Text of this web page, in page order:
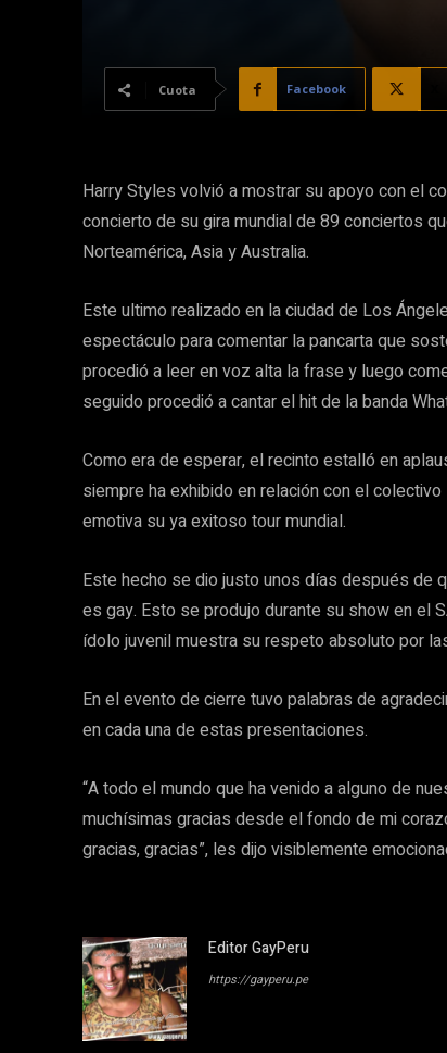
Cuota Facebook
Harry Styles volvió a mostrar su apoyo con el
concierto de su gira mundial de 89 conciertos
Norteamérica, Asia y Australia.
Este ultimo realizado en la ciudad de Los
espectáculo para comentar la pancarta que
procedió a leer en voz alta la frase y luego
seguido procedió a cantar el hit de la banda
Como era de esperar, el recinto estalló en
siempre ha exhibido en relación con el
emotiva su ya exitoso tour mundial.
Este hecho se dio justo unos días después de
es gay. Esto se produjo durante su show en el
ídolo juvenil muestra su respeto absoluto por
En el evento de cierre tuvo palabras de
en cada una de estas presentaciones.
“A todo el mundo que ha venido a alguno de
muchísimas gracias desde el fondo de mi
gracias, gracias”, les dijo visiblemente
Editor GayPeru
https://gayperu.pe